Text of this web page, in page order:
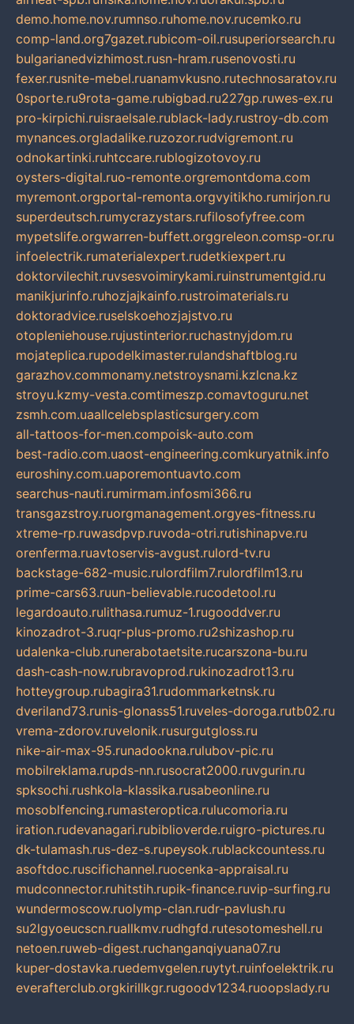
demo.home.nov.rumnso.ruhome.nov.rucemko.ru
comp-land.org7gazet.rubicom-oil.rusuperiorsearch.ru
bulgarianedvizhimost.rusn-hram.rusenovosti.ru
fexer.rusnite-mebel.ruanamvkusno.rutechnosaratov.ru
0sporte.ru9rota-game.rubigbad.ru227gp.ruwes-ex.ru
pro-kirpichi.ruisraelsale.rublack-lady.rustroy-db.com
mynances.orgladalike.ruzozor.rudvigremont.ru
odnokartinki.ruhtccare.rublogizotovoy.ru
oysters-digital.ruo-remonte.orgremontdoma.com
myremont.orgportal-remonta.orgvyitikho.rumirjon.ru
superdeutsch.rumycrazystars.rufilosofyfree.com
mypetslife.orgwarren-buffett.orggreleon.comsp-or.ru
infoelectrik.rumaterialexpert.rudetkiexpert.ru
doktorvilechit.ruvsesvoimirykami.ruinstrumentgid.ru
manikjurinfo.ruhozjajkainfo.rustroimaterials.ru
doktoradvice.ruselskoehozjajstvo.ru
otopleniehouse.rujustinterior.ruchastnyjdom.ru
mojateplica.rupodelkimaster.rulandshaftblog.ru
garazhov.commonamy.netstroysnami.kzlcna.kz
stroyu.kzmy-vesta.comtimeszp.comavtoguru.net
zsmh.com.uaallcelebsplasticsurgery.com
all-tattoos-for-men.compoisk-auto.com
best-radio.com.uaost-engineering.comkuryatnik.info
euroshiny.com.uaporemontuavto.com
searchus-nauti.rumirmam.infosmi366.ru
transgazstroy.ruorgmanagement.orgyes-fitness.ru
xtreme-rp.ruwasdpvp.ruvoda-otri.rutishinapve.ru
orenferma.ruavtoservis-avgust.rulord-tv.ru
backstage-682-music.rulordfilm7.rulordfilm13.ru
prime-cars63.ruun-believable.rucodetool.ru
legardoauto.rulithasa.rumuz-1.rugooddver.ru
kinozadrot-3.ruqr-plus-promo.ru2shizashop.ru
udalenka-club.runerabotaetsite.rucarszona-bu.ru
dash-cash-now.rubravoprod.rukinozadrot13.ru
hotteygroup.rubagira31.rudommarketnsk.ru
dveriland73.runis-glonass51.ruveles-doroga.rutb02.ru
vrema-zdorov.ruvelonik.rusurgutgloss.ru
nike-air-max-95.runadookna.rulubov-pic.ru
mobilreklama.rupds-nn.rusocrat2000.ruvgurin.ru
spksochi.rushkola-klassika.rusabeonline.ru
mosoblfencing.rumasteroptica.rulucomoria.ru
iration.rudevanagari.rubiblioverde.ruigro-pictures.ru
dk-tulamash.rus-dez-s.rupeysok.rublackcountess.ru
asoftdoc.ruscifichannel.ruocenka-appraisal.ru
mudconnector.ruhitstih.rupik-finance.ruvip-surfing.ru
wundermoscow.ruolymp-clan.rudr-pavlush.ru
su2lgyoeucscn.ruallkmv.rudhgfd.rutesotomeshell.ru
netoen.ruweb-digest.ruchanganqiyuana07.ru
kuper-dostavka.ruedemvgelen.ruytyt.ruinfoelektrik.ru
everafterclub.orgkirillkgr.rugoodv1234.ruoopslady.ru